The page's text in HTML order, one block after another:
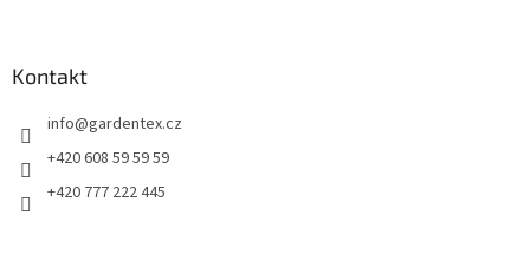
Kontakt
info@gardentex.cz
+420 608 59 59 59
+420 777 222 445